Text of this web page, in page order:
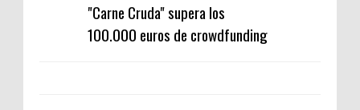
"Carne Cruda" supera los
100.000 euros de crowdfunding